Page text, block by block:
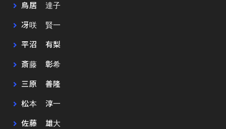
鳥居 達子
冴咲 賢一
平沼 有梨
斎藤 彰希
三原 善隆
松本 淳一
佐藤 雄大